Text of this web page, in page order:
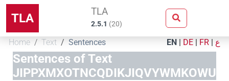
TLA TLA
2.5.1 (20)
Home Text Sentences EN | DE | FR | ع
Sentences of Text
JIPPXMXOTNCQDIKJIQVYWMKOWU